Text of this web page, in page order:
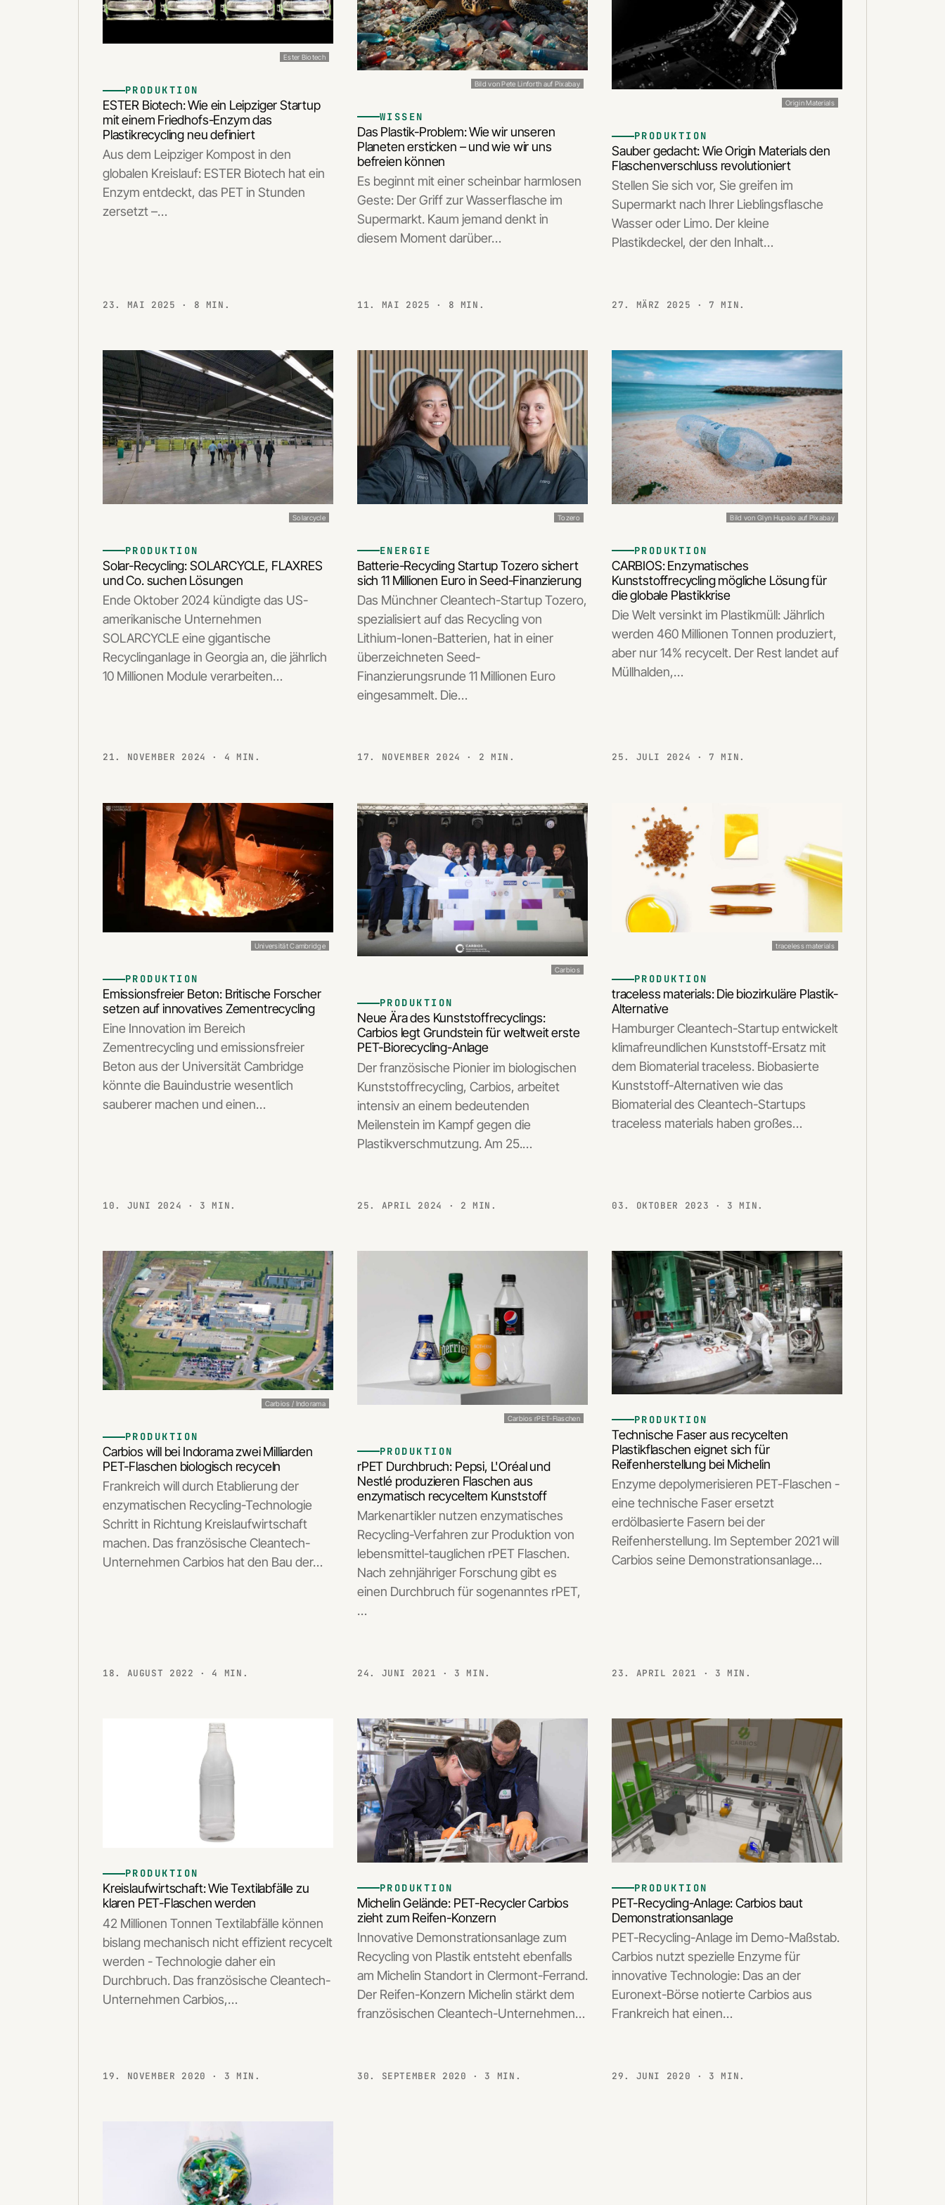
Ester Biotech
PRODUKTION
ESTER Biotech: Wie ein Leipziger Startup
mit einem Friedhofs-Enzym das
Plastikrecycling neu definiert
Aus dem Leipziger Kompost in den
globalen Kreislauf: ESTER Biotech hat ein
Enzym entdeckt, das PET in Stunden
zersetzt –…
23. MAI 2025 · 8 MIN.
Bild von Pete Linforth auf Pixabay
WISSEN
Das Plastik-Problem: Wie wir unseren
Planeten ersticken – und wie wir uns
befreien können
Es beginnt mit einer scheinbar harmlosen
Geste: Der Griff zur Wasserflasche im
Supermarkt. Kaum jemand denkt in
diesem Moment darüber…
11. MAI 2025 · 8 MIN.
Origin Materials
PRODUKTION
Sauber gedacht: Wie Origin Materials den
Flaschenverschluss revolutioniert
Stellen Sie sich vor, Sie greifen im
Supermarkt nach Ihrer Lieblingsflasche
Wasser oder Limo. Der kleine
Plastikdeckel, der den Inhalt…
27. MÄRZ 2025 · 7 MIN.
Solarcycle
PRODUKTION
Solar-Recycling: SOLARCYCLE, FLAXRES
und Co. suchen Lösungen
Ende Oktober 2024 kündigte das US-
amerikanische Unternehmen
SOLARCYCLE eine gigantische
Recyclinganlage in Georgia an, die jährlich
10 Millionen Module verarbeiten…
21. NOVEMBER 2024 · 4 MIN.
Tozero
ENERGIE
Batterie-Recycling Startup Tozero sichert
sich 11 Millionen Euro in Seed-Finanzierung
Das Münchner Cleantech-Startup Tozero,
spezialisiert auf das Recycling von
Lithium-Ionen-Batterien, hat in einer
überzeichneten Seed-
Finanzierungsrunde 11 Millionen Euro
eingesammelt. Die…
17. NOVEMBER 2024 · 2 MIN.
Bild von Glyn Hupalo auf Pixabay
PRODUKTION
CARBIOS: Enzymatisches
Kunststoffrecycling mögliche Lösung für
die globale Plastikkrise
Die Welt versinkt im Plastikmüll: Jährlich
werden 460 Millionen Tonnen produziert,
aber nur 14% recycelt. Der Rest landet auf
Müllhalden,…
25. JULI 2024 · 7 MIN.
Universität Cambridge
PRODUKTION
Emissionsfreier Beton: Britische Forscher
setzen auf innovatives Zementrecycling
Eine Innovation im Bereich
Zementrecycling und emissionsfreier
Beton aus der Universität Cambridge
könnte die Bauindustrie wesentlich
sauberer machen und einen…
10. JUNI 2024 · 3 MIN.
Carbios
PRODUKTION
Neue Ära des Kunststoffrecyclings:
Carbios legt Grundstein für weltweit erste
PET-Biorecycling-Anlage
Der französische Pionier im biologischen
Kunststoffrecycling, Carbios, arbeitet
intensiv an einem bedeutenden
Meilenstein im Kampf gegen die
Plastikverschmutzung. Am 25.…
25. APRIL 2024 · 2 MIN.
traceless materials
PRODUKTION
traceless materials: Die biozirkuläre Plastik-
Alternative
Hamburger Cleantech-Startup entwickelt
klimafreundlichen Kunststoff-Ersatz mit
dem Biomaterial traceless. Biobasierte
Kunststoff-Alternativen wie das
Biomaterial des Cleantech-Startups
traceless materials haben großes…
03. OKTOBER 2023 · 3 MIN.
Carbios / Indorama
PRODUKTION
Carbios will bei Indorama zwei Milliarden
PET-Flaschen biologisch recyceln
Frankreich will durch Etablierung der
enzymatischen Recycling-Technologie
Schritt in Richtung Kreislaufwirtschaft
machen. Das französische Cleantech-
Unternehmen Carbios hat den Bau der…
18. AUGUST 2022 · 4 MIN.
Carbios rPET-Flaschen
PRODUKTION
rPET Durchbruch: Pepsi, L'Oréal und
Nestlé produzieren Flaschen aus
enzymatisch recyceltem Kunststoff
Markenartikler nutzen enzymatisches
Recycling-Verfahren zur Produktion von
lebensmittel-tauglichen rPET Flaschen.
Nach zehnjähriger Forschung gibt es
einen Durchbruch für sogenanntes rPET,
…
24. JUNI 2021 · 3 MIN.
PRODUKTION
Technische Faser aus recycelten
Plastikflaschen eignet sich für
Reifenherstellung bei Michelin
Enzyme depolymerisieren PET-Flaschen -
eine technische Faser ersetzt
erdölbasierte Fasern bei der
Reifenherstellung. Im September 2021 will
Carbios seine Demonstrationsanlage…
23. APRIL 2021 · 3 MIN.
PRODUKTION
Kreislaufwirtschaft: Wie Textilabfälle zu
klaren PET-Flaschen werden
42 Millionen Tonnen Textilabfälle können
bislang mechanisch nicht effizient recycelt
werden - Technologie daher ein
Durchbruch. Das französische Cleantech-
Unternehmen Carbios,…
19. NOVEMBER 2020 · 3 MIN.
PRODUKTION
Michelin Gelände: PET-Recycler Carbios
zieht zum Reifen-Konzern
Innovative Demonstrationsanlage zum
Recycling von Plastik entsteht ebenfalls
am Michelin Standort in Clermont-Ferrand.
Der Reifen-Konzern Michelin stärkt dem
französischen Cleantech-Unternehmen…
30. SEPTEMBER 2020 · 3 MIN.
PRODUKTION
PET-Recycling-Anlage: Carbios baut
Demonstrationsanlage
PET-Recycling-Anlage im Demo-Maßstab.
Carbios nutzt spezielle Enzyme für
innovative Technologie: Das an der
Euronext-Börse notierte Carbios aus
Frankreich hat einen…
29. JUNI 2020 · 3 MIN.